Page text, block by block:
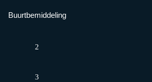
Buurtbemiddeling
2
3